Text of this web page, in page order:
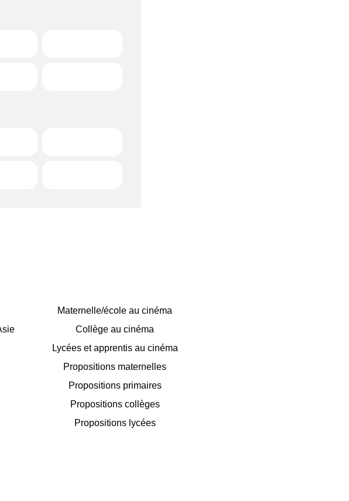
Maternelle/école au cinéma
Collège au cinéma
Lycées et apprentis au cinéma
Propositions maternelles
Propositions primaires
Propositions collèges
Propositions lycées